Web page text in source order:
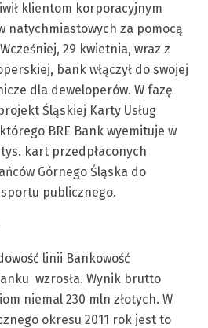
klientom korporacyjnym
natychmiastowych za pomocą
29 kwietnia, wraz z
bank włączył do swojej
dla deweloperów. W fazę
Śląskiej Karty Usług
BRE Bank wyemituje w
kart przedpłaconych
Górnego Śląska do
publicznego.
linii Bankowość
wzrosła. Wynik brutto
niemal 230 mln złotych. W
okresu 2011 rok jest to